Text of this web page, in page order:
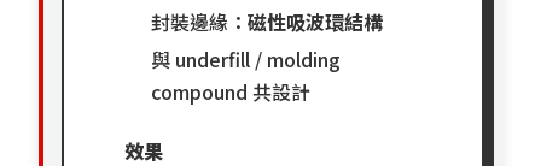
封裝邊緣：磁性吸波環結構
與 underfill / molding
compound 共設計
效果